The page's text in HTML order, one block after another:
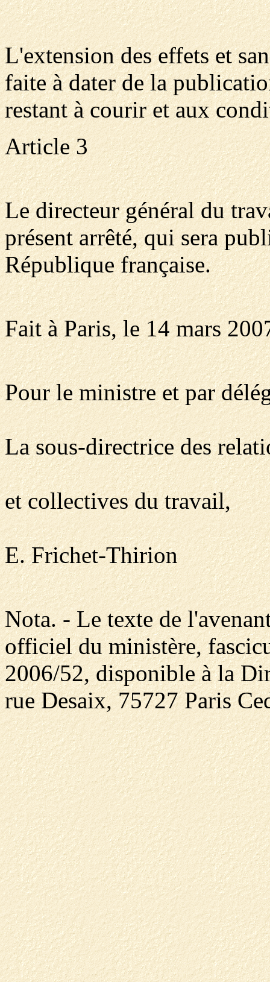
L'extension des effets et
faite à dater de la
restant à courir et aux
Article 3
Le directeur général du
présent arrêté, qui sera
République française.
Fait à Paris, le 14 mars
Pour le ministre et par
La sous-directrice des
et collectives du travail,
E. Frichet-Thirion
Nota. - Le texte de
officiel du ministère,
2006/52, disponible à la
rue Desaix, 75727 Paris